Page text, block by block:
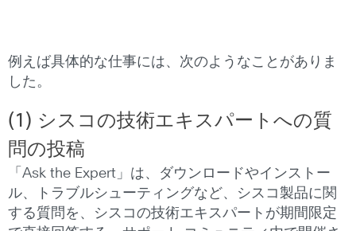
例えば具体的な仕事には、次のようなことがありま
した。
(1) シスコの技術エキスパートへの質
問の投稿
「Ask the Expert」は、ダウンロードやインストー
ル、トラブルシューティングなど、シスコ製品に関
する質問を、シスコの技術エキスパートが期間限定